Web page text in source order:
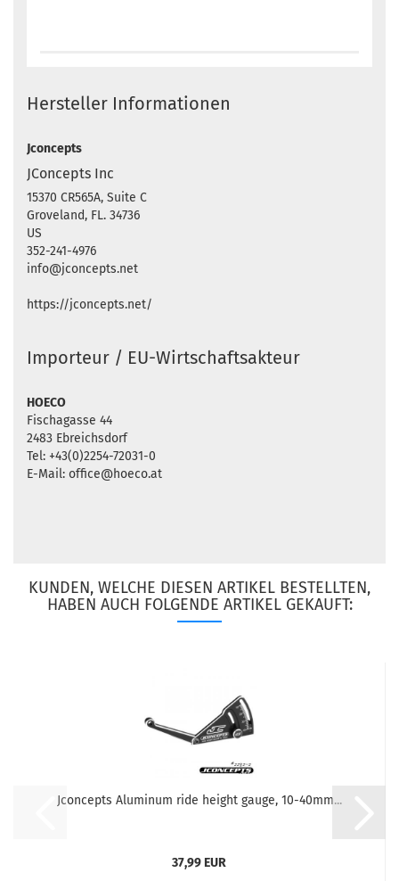
Hersteller Informationen
Jconcepts
JConcepts Inc
15370 CR565A, Suite C
Groveland, FL. 34736
US
352-241-4976
info@jconcepts.net
https://jconcepts.net/
Importeur / EU-Wirtschaftsakteur
HOECO
Fischagasse 44
2483 Ebreichsdorf
Tel: +43(0)2254-72031-0
E-Mail: office@hoeco.at
KUNDEN, WELCHE DIESEN ARTIKEL BESTELLTEN,
HABEN AUCH FOLGENDE ARTIKEL GEKAUFT:
Jconcepts Aluminum ride height gauge, 10-40mm...
37,99 EUR